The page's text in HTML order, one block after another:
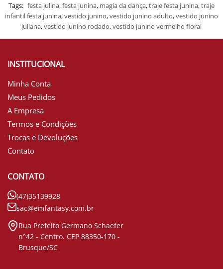
Tags: festa julina,festa junina, magia da dança,traje festa junina,traje
infantil festa junina,vestido junino,vestido junino adulto,vestido junino
juliana,vestido junino rodado,vestido junino vermelho floral
INSTITUCIONAL
Minha Conta
Meus Pedidos
A Empresa
Termos e Condições
Trocas e Devoluções
Contato
CONTATO
(47)35139928
sac@emfantasy.com.br
Rua Prefeito Germano Schaefer
n°42 - Centro. CEP 88350-170 -
Brusque/SC